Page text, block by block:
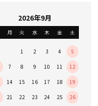
2026年9月
月 火 水 木 金 土
1 2 3 4 5
7 8 9 10 11 12
14 15 16 17 18 19
21 22 23 24 25 26